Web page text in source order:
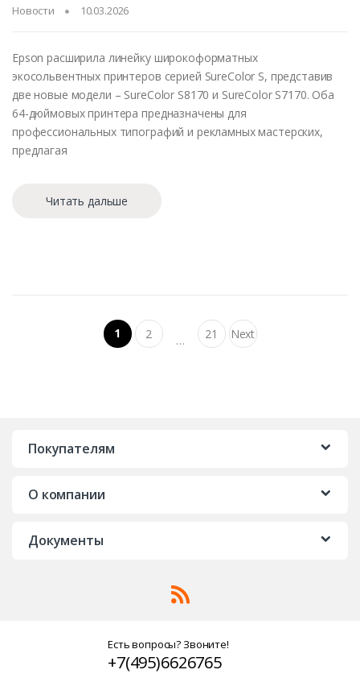
Новости 10.03.2026
Epson расширила линейку широкоформатных
экосольвентных принтеров серией SureColor S, представив
две новые модели – SureColor S8170 и SureColor S7170. Оба
64-дюймовых принтера предназначены для
профессиональных типографий и рекламных мастерских,
предлагая
Читать дальше
Навигация по записям
1 2 … 21 Next
Покупателям
О компании
Документы
Есть вопросы? Звоните!
+7(495)6626765